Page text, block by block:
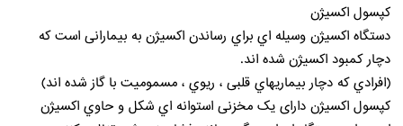
کپسول اکسیژن
دستگاه اکسیژن وسیله اي براي رساندن اکسیژن به بیمارانی است که
دچار کمبود اکسیژن شده اند.
(افرادي که دچار بیماریهاي قلبی ، ریوي ، مسمومیت با گاز شده اند)
کپسول اکسیژن دارای یک مخزنی استوانه اي شکل و حاوي اکسیژن